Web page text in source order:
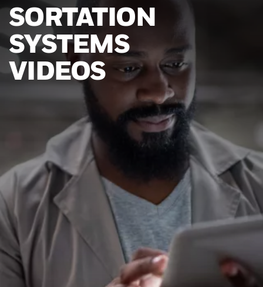
SORTATION
SYSTEMS
VIDEOS